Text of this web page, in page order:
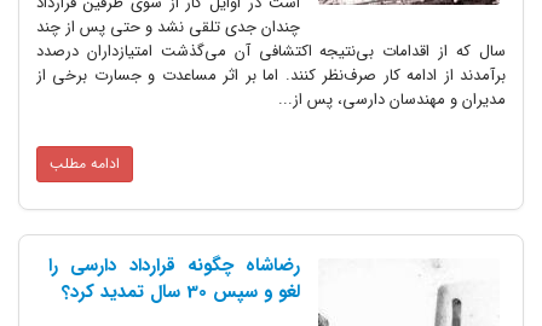
چندان جدی تلقی نشد و حتی پس از چند
سال که از اقدامات بی‌نتیجه اکتشافی آن می‌گذشت امتیازداران درصدد
برآمدند از ادامه کار صرف‌نظر کنند. اما بر اثر مساعدت و جسارت برخی از
مدیران و مهندسان دارسی، پس از...
ادامه مطلب
رضاشاه چگونه قرارداد دارسی را
لغو و سپس 30 سال تمدید کرد؟